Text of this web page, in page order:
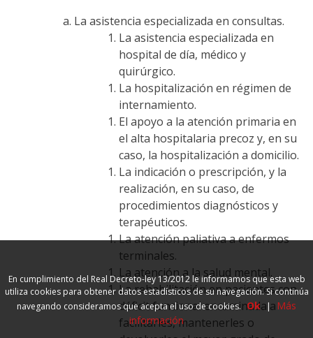
La asistencia especializada en consultas.
La asistencia especializada en
hospital de día, médico y
quirúrgico.
La hospitalización en régimen de
internamiento.
El apoyo a la atención primaria en
el alta hospitalaria precoz y, en su
caso, la hospitalización a domicilio.
La indicación o prescripción, y la
realización, en su caso, de
procedimientos diagnósticos y
terapéuticos.
La atención paliativa a enfermos
terminales.
La atención a la salud mental.
La rehabilitación en pacientes con
déficit funcional encaminada a
facilitarles, mantenerles o
En cumplimiento del Real Decreto-ley 13/2012 le informamos que esta web
utiliza cookies para obtener datos estadísticos de su navegación. Si continúa
navegando consideramos que acepta el uso de cookies. Ok | Más
información